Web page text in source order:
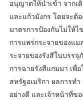
อนุญาตให้นำเข้า จากเ
และแก้วมังกร โดยจะต้
มาตรการป้องกันไม่ให้
การแพร่กระจายของแม
ระจายของรังสีในบรร
การฉายรังสีแกมมา เพื่
สหรัฐอเมริกา ผลการท
อย่างดี และเจ้าหน้าที่ข